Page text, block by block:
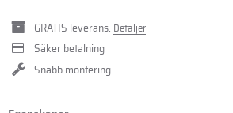
GRATIS leverans. Detaljer
Säker betalning
Snabb montering